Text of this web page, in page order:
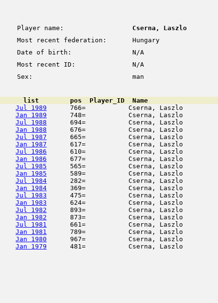
Player name:
Cserna, Laszlo
Most recent federation:
Hungary
Date of birth:
N/A
Most recent ID:
N/A
Sex:
man
list        pos  Player_ID  Name
Jul 1989
766=           Cserna,
Jan 1989
748=           Cserna,
Jul 1988
694=           Cserna,
Jan 1988
676=           Cserna,
Jul 1987
665=           Cserna,
Jan 1987
617=           Cserna,
Jul 1986
610=           Cserna, Laszlo
Jan 1986
677=           Cserna, Laszlo
Jul 1985
565=           Cserna, Laszlo
Jan 1985
589=           Cserna, Laszlo
Jul 1984
282=           Cserna, Laszlo
Jan 1984
369=           Cserna, Laszlo
Jul 1983
475=           Cserna, Laszlo
Jan 1983
624=           Cserna, Laszlo
Jul 1982
893=           Cserna,
Jan 1982
873=           Cserna, Laszlo
Jul 1981
661=           Cserna, Laszlo
Jan 1981
789=           Cserna, Laszlo
Jan 1980
967=           Cserna, Laszlo
Jan 1979